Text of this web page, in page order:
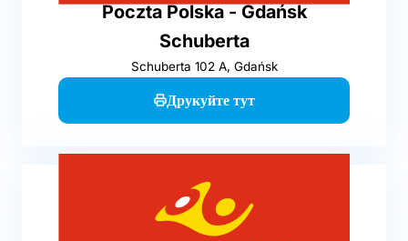
Poczta Polska - Gdańsk
Schuberta
Schuberta 102 A, Gdańsk
Друкуйте тут